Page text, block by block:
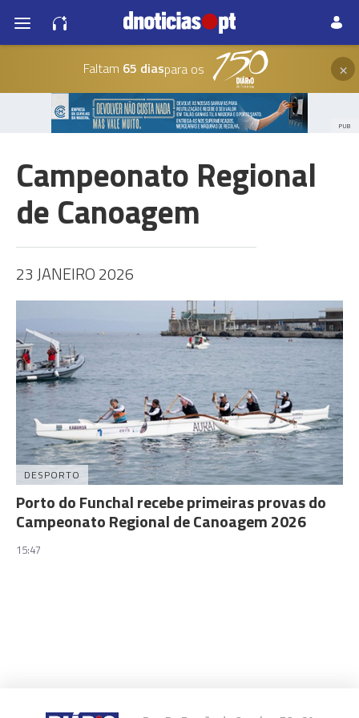
Faltam 65 diaspara os ×
PUB
Campeonato Regional
de Canoagem
23 JANEIRO 2026
DESPORTO
Porto do Funchal recebe primeiras provas do
Campeonato Regional de Canoagem 2026
15:47